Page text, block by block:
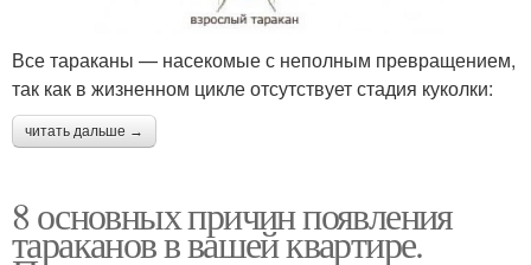
Все тараканы — насекомые с неполным превращением,
так как в жизненном цикле отсутствует стадия куколки:
читать дальше →
8 основных причин появления
тараканов в вашей квартире.